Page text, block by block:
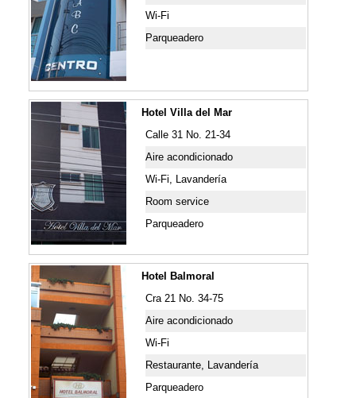
Wi-Fi
Parqueadero
Hotel Villa del Mar
Calle 31 No. 21-34
Aire acondicionado
Wi-Fi, Lavandería
Room service
Parqueadero
Hotel Balmoral
Cra 21 No. 34-75
Aire acondicionado
Wi-Fi
Restaurante, Lavandería
Parqueadero